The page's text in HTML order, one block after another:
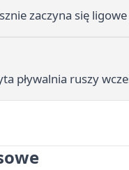
zaczyna się
pływalnia ruszy